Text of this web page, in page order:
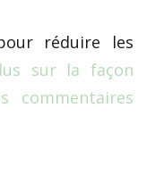
réduire les
sur la façon
commentaires